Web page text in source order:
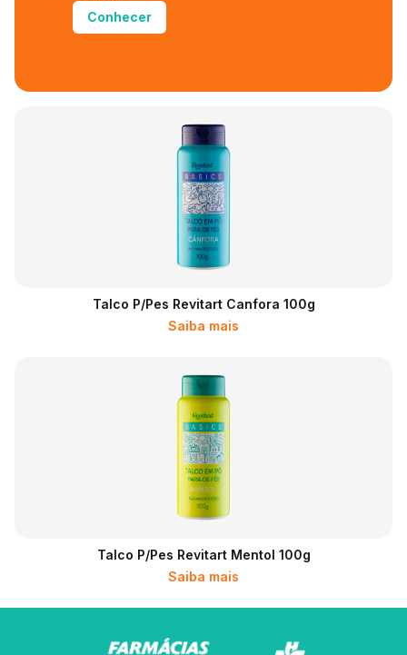
Conhecer
Talco P/pes Revitart Canfora 100g
Saiba mais
Talco P/pes Revitart Mentol 100g
Saiba mais